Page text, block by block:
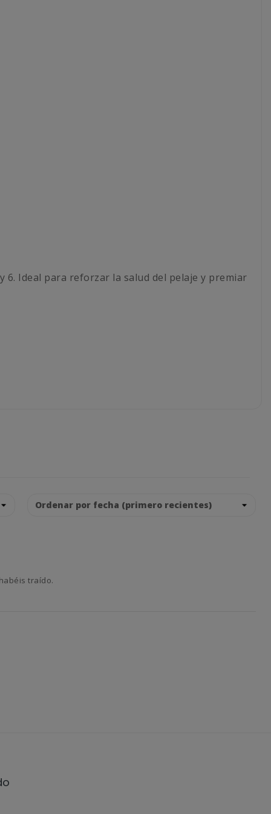
6. Ideal para reforzar la salud del pelaje y premiar
traído.